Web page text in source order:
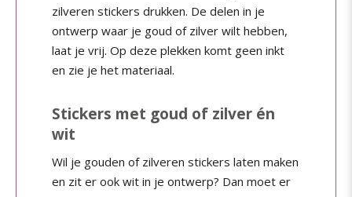
zilveren stickers drukken. De delen in je
ontwerp waar je goud of zilver wilt hebben,
laat je vrij. Op deze plekken komt geen inkt
en zie je het materiaal.
Stickers met goud of zilver én
wit
Wil je gouden of zilveren stickers laten maken
en zit er ook wit in je ontwerp? Dan moet er